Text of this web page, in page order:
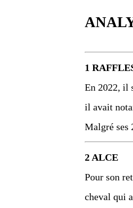
1
En 2022, il
il avait
Malgré ses
2 ALCE
Pour son
cheval qui